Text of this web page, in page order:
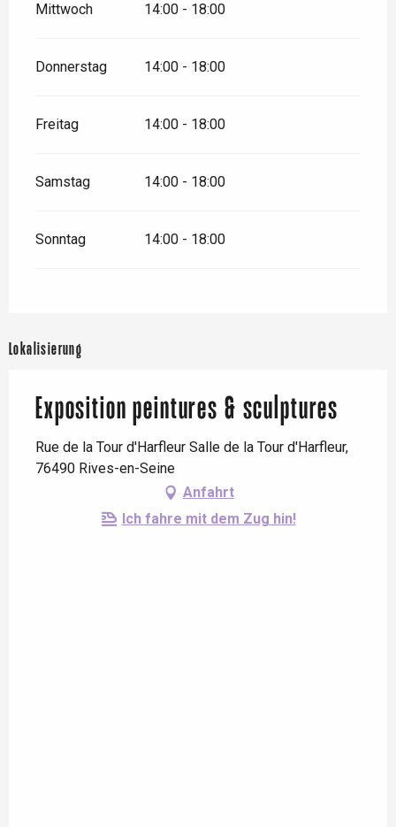
Mittwoch 14:00 - 18:00
Donnerstag 14:00 - 18:00
Freitag 14:00 - 18:00
Samstag 14:00 - 18:00
Sonntag 14:00 - 18:00
Lokalisierung
Exposition peintures & sculptures
Rue de la Tour d'Harfleur Salle de la Tour d'Harfleur,
76490 Rives-en-Seine
Anfahrt
Ich fahre mit dem Zug hin!